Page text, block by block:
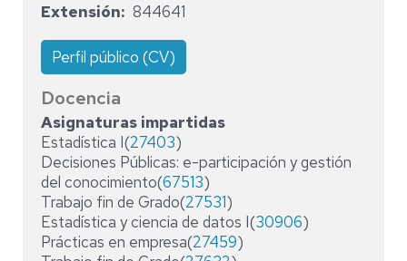
Extensión
844641
Perfil público (CV)
Docencia
Asignaturas impartidas
Estadística I(27403)
Decisiones Públicas: e-participación y gestión
del conocimiento(67513)
Trabajo fin de Grado(27531)
Estadística y ciencia de datos I(30906)
Prácticas en empresa(27459)